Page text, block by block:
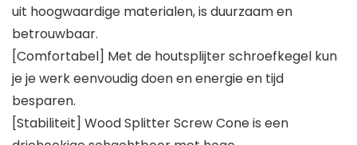
uit hoogwaardige materialen, is duurzaam en
betrouwbaar.
[Comfortabel] Met de houtsplijter schroefkegel kun
je je werk eenvoudig doen en energie en tijd
besparen.
[Stabiliteit] Wood Splitter Screw Cone is een